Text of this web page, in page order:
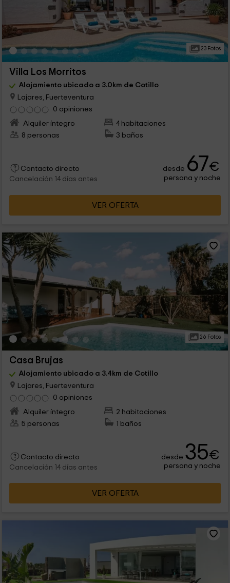
23 Fotos
Villa Los Morritos
Alojamiento ubicado a 3.0km de Cotillo
Lajares, Fuerteventura
0 opiniones
Alquiler íntegro
4 habitaciones
8 personas
3 baños
Contacto directo
Cancelación 14 días antes
desde 67€
persona y noche
VER OFERTA
26 Fotos
Casa Brujas
Alojamiento ubicado a 3.4km de Cotillo
Lajares, Fuerteventura
0 opiniones
Alquiler íntegro
2 habitaciones
5 personas
1 baños
Contacto directo
Cancelación 14 días antes
desde 35€
persona y noche
VER OFERTA